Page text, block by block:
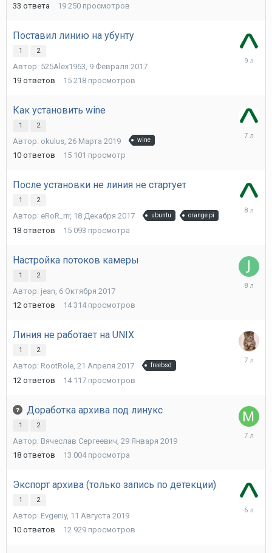
33 ответа 19 250 просмотров
Поставил линию на убунту
1 2
Автор: 525Alex1963 9 Февраля 2017
19 ответов 15 218 просмотров
19
Как установить wine
1 2
Автор: okulus 26 Марта 2019 wine
10 ответов 15 101 просмотр
После установки не линия не стартует
1 2
Автор: eRoR_rrr, 18 Декабря 2017 ubuntu orange pi
18 ответов 15 093 просмотра
18
Настройка потоков камеры
1 2
Автор: jean 6 Октября 2017
12 ответов 14 314 просмотров
Линия не работает на UNIX
1 2
Автор: RootRole 21 Апреля 2017 freebsd
12 ответов 14 117 просмотров
22
Доработка архива под линукс
1 2
Автор: Вячеслав Сергеевич 29 Января 2019
18 ответов 13 004 просмотра
21
Экспорт архива (только запись по детекции)
1 2
Автор: Evgeniy, 11 Августа 2019
10 ответов 12 929 просмотров
14